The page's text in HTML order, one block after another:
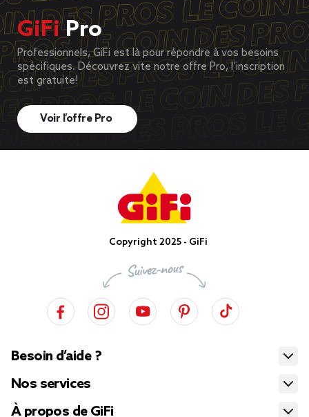
GiFiPro
Professionnels, GiFi est là pour répondre à vos besoins
spécifiques. Découvrez vite notre offre Pro, l’inscription
est gratuite!
Voir l’offre Pro
Copyright 2025 - GiFi
Besoin d’aide ?
Nos services
À propos de GiFi